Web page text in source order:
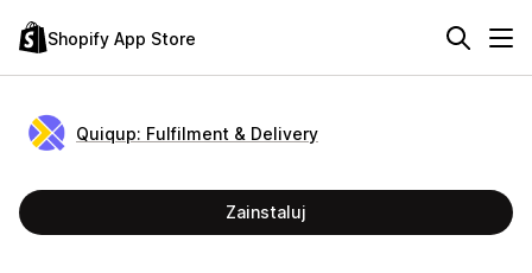
Shopify App Store
Quiqup: Fulfilment & Delivery
Zainstaluj